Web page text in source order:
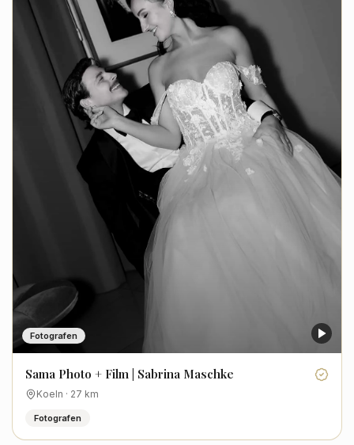
Fotografen
Sama Photo + Film | Sabrina Maschke
Koeln · 27 km
Fotografen